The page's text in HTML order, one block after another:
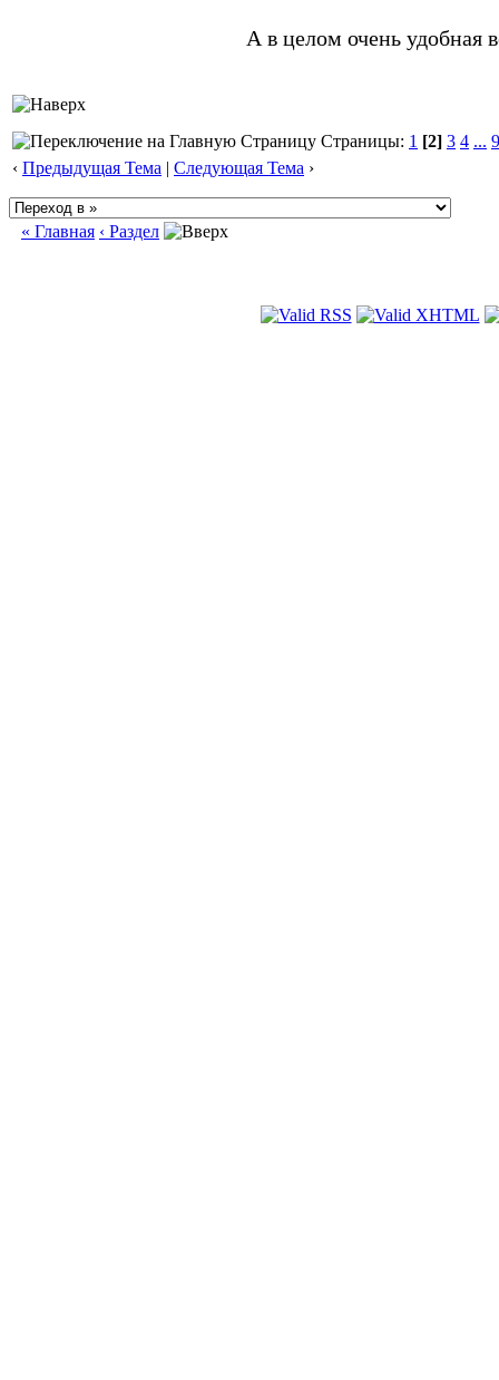
А в целом очень удобная
Страницы: 1 [2] 3 4 ... 9
‹ Предыдущая Тема | Следующая Тема ›
« Главная ‹ Раздел